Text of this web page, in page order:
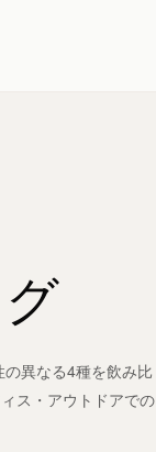
異なる4種を飲み比
ス・アウトドアでの